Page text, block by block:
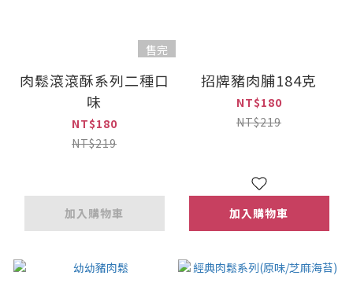
售完
肉鬆滾滾酥系列二種口
味
NT$180
NT$219
加入購物車
招牌豬肉脯184克
NT$180
NT$219
加入購物車